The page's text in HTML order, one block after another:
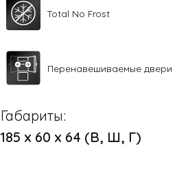
Total No Frost
Перенавешиваемые двери
Габариты:
185 х 60 х 64 (В, Ш, Г)